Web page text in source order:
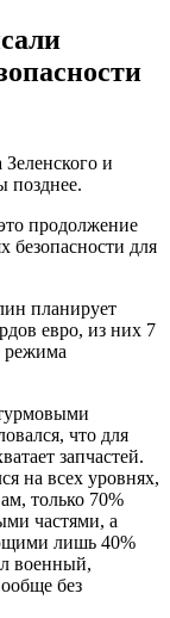
и
позднее.
продолжение
безопасности для
планирует
евро, из них 7
режима
что для
запчастей.
на всех уровнях,
только 70%
частями, а
лишь 40%
военный,
без